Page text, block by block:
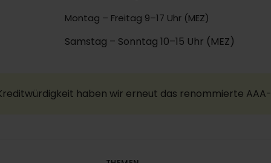
Montag – Freitag 9–17 Uhr (MEZ)
Samstag – Sonntag 10–15 Uhr (MEZ)
haben wir erneut das renommierte